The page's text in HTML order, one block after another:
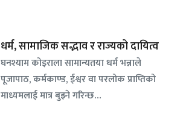
धर्म, सामाजिक सद्भाव र राज्यको दायित्व
घनश्याम कोइराला सामान्यतया धर्म भन्नाले
पूजापाठ, कर्मकाण्ड, ईश्वर वा परलोक प्राप्तिको
माध्यमलाई मात्र बुझ्ने गरिन्छ…